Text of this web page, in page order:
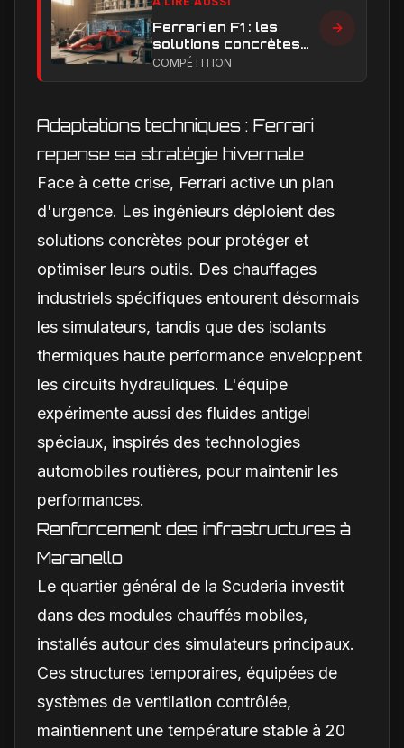
Ferrari en F1 : les
solutions concrètes
pour combler son
COMPÉTITION
Adaptations techniques : Ferrari
repense sa stratégie hivernale
Face à cette crise, Ferrari active un plan
d'urgence. Les ingénieurs déploient des
solutions concrètes pour protéger et
optimiser leurs outils. Des chauffages
industriels spécifiques entourent désormais
les simulateurs, tandis que des isolants
thermiques haute performance enveloppent
les circuits hydrauliques. L'équipe
expérimente aussi des fluides antigel
spéciaux, inspirés des technologies
automobiles routières, pour maintenir les
performances.
Renforcement des infrastructures à
Maranello
Le quartier général de la Scuderia investit
dans des modules chauffés mobiles,
installés autour des simulateurs principaux.
Ces structures temporaires, équipées de
systèmes de ventilation contrôlée,
maintiennent une température stable à 20